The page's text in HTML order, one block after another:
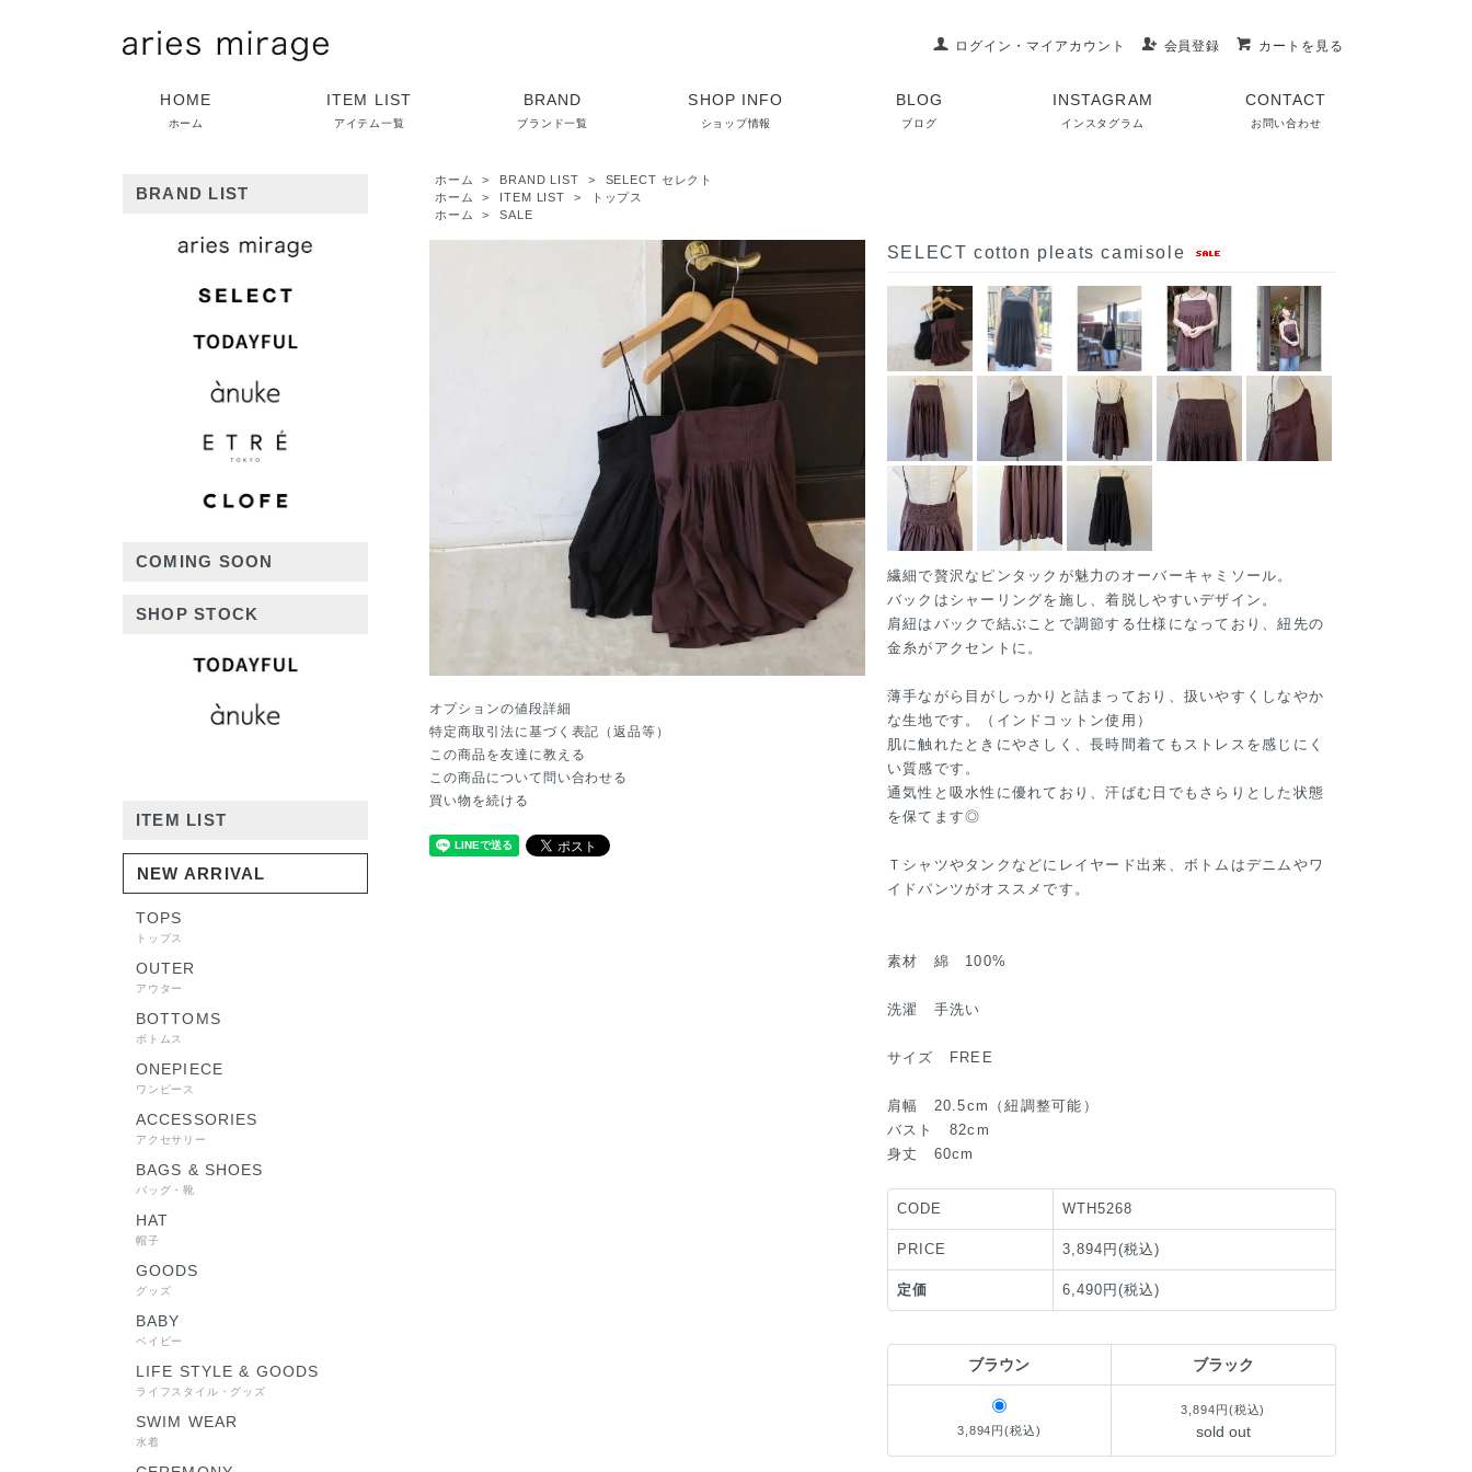
ログイン・マイアカウント 会員登録 カートを見る
HOME
ホーム
ITEM LIST
アイテム一覧
BRAND
ブランド一覧
SHOP INFO
ショップ情報
BLOG
ブログ
INSTAGRAM
インスタグラム
CONTACT
お問い合わせ
ホーム > BRAND LIST >
SELECT セレクト
ホーム
> ITEM LIST >
トップス
ホーム
> SALE
オプションの値段詳細
特定商取引法に基づく表記（返品等）
この商品を友達に教える
この商品について問い合わせる
買い物を続ける
SELECT cotton pleats camisole
繊細で贅沢なピンタックが魅力のオーバーキャミソール。
バックはシャーリングを施し、着脱しやすいデザイン。
肩紐はバックで結ぶことで調節する仕様になっており、紐先の
金糸がアクセントに。
薄手ながら目がしっかりと詰まっており、扱いやすくしなやか
な生地です。（インドコットン使用）
肌に触れたときにやさしく、長時間着てもストレスを感じにく
い質感です。
通気性と吸水性に優れており、汗ばむ日でもさらりとした状態
を保てます◎
Ｔシャツやタンクなどにレイヤード出来、ボトムはデニムやワ
イドパンツがオススメです。
素材 綿 100%
洗濯 手洗い
サイズ FREE
肩幅 20.5cm（紐調整可能）
バスト 82cm
身丈 60cm
CODE WTH5268
PRICE 3,894円(税込)
定価 6,490円(税込)
ブラウン ブラック
3,894円(税込)
3,894円(税込)
sold out
BRAND LIST
COMING SOON
SHOP STOCK
ITEM LIST
NEW ARRIVAL
TOPS
トップス
OUTER
アウター
BOTTOMS
ボトムス
ONEPIECE
ワンピース
ACCESSORIES
アクセサリー
BAGS & SHOES
バッグ・靴
HAT
帽子
GOODS
グッズ
BABY
ベイビー
LIFE STYLE & GOODS
ライフスタイル・グッズ
SWIM WEAR
水着